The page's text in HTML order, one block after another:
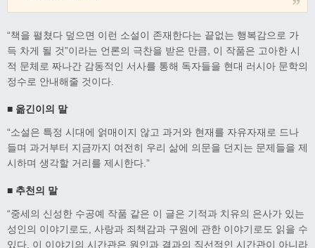
“책을 펼쳤다 덮으면 이런 소설이 존재한다는 끝없는 행복감으로 가
득 차게 될 것”이라는 언론의 극찬을 받은 만큼, 이 작품은 고아한 시
적 문체로 짜나간 감동적인 서사를 통해 독자들을 현대 러시아 문학의
정수로 안내해줄 것이다.
■ 옮긴이의 말
“소설은 특정 시대에 얽매이지 않고 과거와 현재를 자유자재로 드나
들며 과거부터 지금까지 여전히 우리 삶에 의문을 던지는 문제들을 제
시하며 생각할 거리를 제시한다.”
■ 추천의 말
“중세의 신성한 수공예 작품 같은 이 글은 기적과 치유의 은사가 있는
성인의 이야기로도, 사랑과 죄책감과 구원에 관한 이야기로도 읽을 수
있다. 이 이야기의 시간관은 원인과 결과의 직선적인 시간관이 아니라